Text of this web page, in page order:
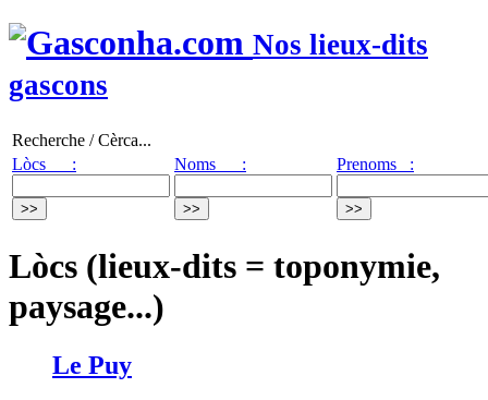
Nos lieux-dits
gascons
Recherche / Cèrca...
Lòcs :
Noms : Prenoms :
Lòcs (lieux-dits = toponymie,
paysage...)
Le Puy